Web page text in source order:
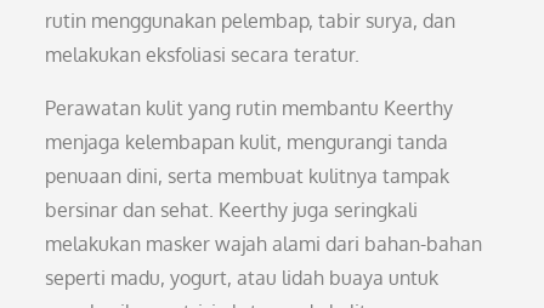
rutin menggunakan pelembap, tabir surya, dan
melakukan eksfoliasi secara teratur.
Perawatan kulit yang rutin membantu Keerthy
menjaga kelembapan kulit, mengurangi tanda
penuaan dini, serta membuat kulitnya tampak
bersinar dan sehat. Keerthy juga seringkali
melakukan masker wajah alami dari bahan-bahan
seperti madu, yogurt, atau lidah buaya untuk